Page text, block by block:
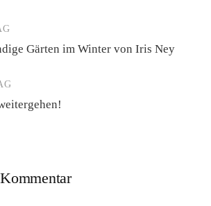
Gärten im Winter von Iris Ney